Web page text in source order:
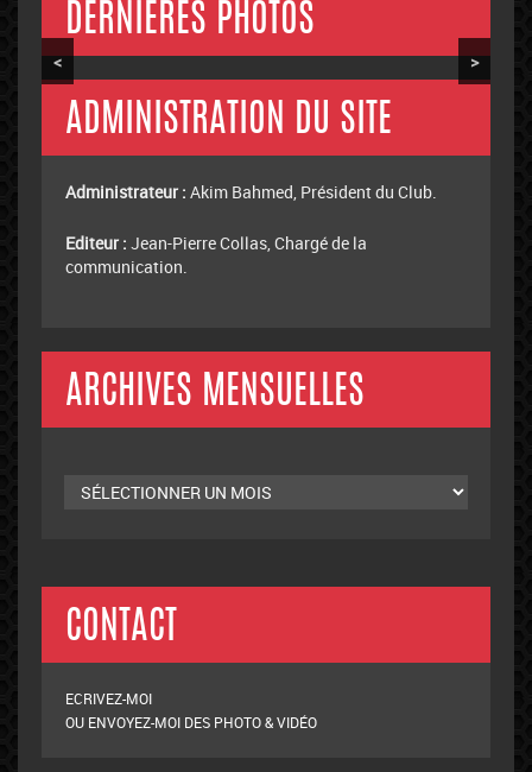
DERNIÈRES PHOTOS
ADMINISTRATION DU SITE
Editeur :Jean-Pierre Collas, Chargé de la
ARCHIVES MENSUELLES
Archives
mensuelles